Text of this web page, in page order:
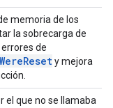
memoria de los
la sobrecarga de
de
y mejora
el que no se llamaba